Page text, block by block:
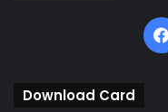
Download Card